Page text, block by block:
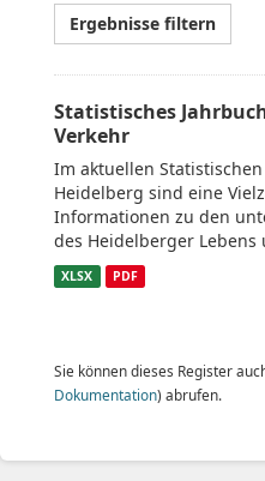
Ergebnisse filtern
Statistisches
Verkehr
Im aktuellen
Heidelberg sind eine
Informationen zu den
des Heidelberger Lebens
XLSX PDF
Sie können dieses Register
Dokumentation) abrufen.